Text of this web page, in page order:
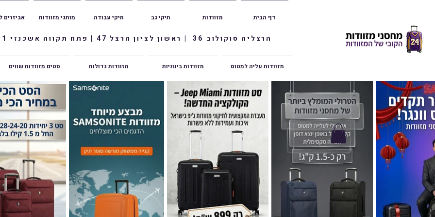
הרצליה סוקולוב 36 | ראשון לציון הרצל 47 | פתח תקווה אשכנזי 1
אביזרים מותגי מזוודות תיקי עבודה תיקי גב מזוודות דף הבית
סטים מזוודות שווים מזוודות גדולות מזוודות בינוניות מזוודות עליה למטוס